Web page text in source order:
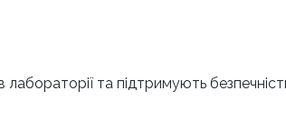
лабораторії та підтримують